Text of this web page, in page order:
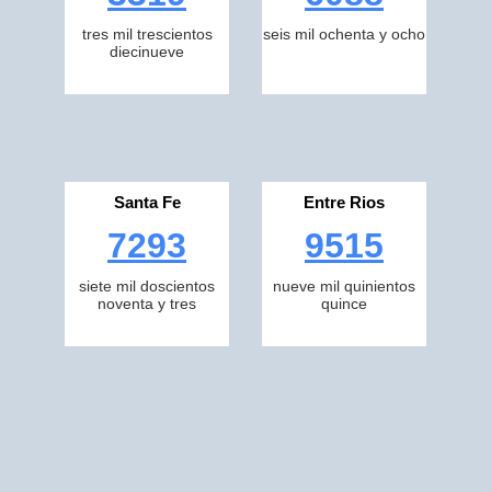
tres mil trescientos
diecinueve
seis mil ochenta y ocho
Santa Fe
7293
siete mil doscientos
noventa y tres
Entre Rios
9515
nueve mil quinientos
quince